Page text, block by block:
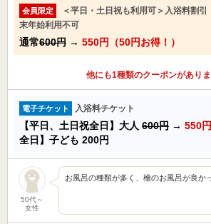
会員限定
＜平日・土日祝も利用可＞入浴料割
末年始利用不可
通常600円 → 550円（50円お得！）
他にも1種類のクーポンがあり
電子チケット 入浴料チケット
【平日、土日祝全日】大人 600円 → 550円
全日】子ども 200円
50代～
女性
お風呂の種類が多く、檜のお風呂が良か